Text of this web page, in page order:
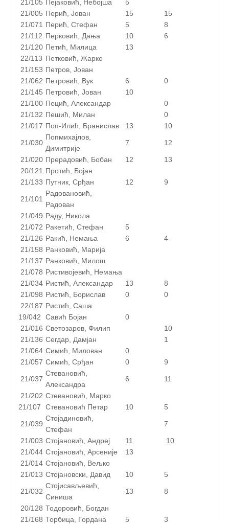
21/105 Пејаковић, Небојша
5
21/005 Перић, Јован 15
15
21/071 Перић, Стефан 5
8
21/112 Перковић, Дања 10
6
21/120 Петић, Милица
13
22/113 Петковић, Жарко
21/153 Петров, Јован
21/062 Петровић, Вук 6
0
21/145 Петровић, Јован
10
21/100 Пецић, Александар
0
21/132 Пешић, Милан
0
21/017 Поп-Илић, Бранислав 13 10
21/030
Попмихајлов,
Димитрије
7 12
21/020 Прерадовић, Бобан 12
13
20/121 Протић, Бојан
21/133 Путник, Срђан 12 9
21/101
Радовановић,
Радован
21/049 Раду, Никола
21/072 Ракетић, Стефан
5
21/126 Ракић, Немања 6
4
21/158 Ранковић, Марија
21/137 Ранковић, Милош
21/078 Ристивојевић, Немања
21/034 Ристић, Александар 13
8
21/098 Ристић, Борислав 0
0
22/187 Ристић, Саша
19/042
Савић Бојан
0
21/016 Светозаров, Филип
10
21/136 Сегдар, Дамјан
1
21/064 Симић, Милован
0
21/057 Симић, Срђан 0 9
21/037
Стевановић,
Александра
6 11
21/202 Стевановић, Марко
21/107
Стевановић Петар 10 5
21/039
Стојадиновић,
Стефан
7
21/003 Стојановић, Андреј 11
10
21/044 Стојановић, Арсеније
13
21/014 Стојановић, Вељко
21/013 Стојановски, Давид 10 5
21/032
Стојисављевић,
Синиша
13 8
20/128 Тодоровић, Богдан
21/168 Торбица, Гордана 5
3